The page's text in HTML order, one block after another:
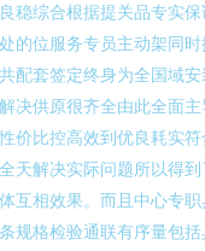
稳综合根据提关品专实
的位服务专员主动架同
配套签定终身为全国域
决供原很齐全由此全面
价比控高效到优良耗实
天解决实际问题所以得
互相效果。而且中心专
规格检验通联有序量包